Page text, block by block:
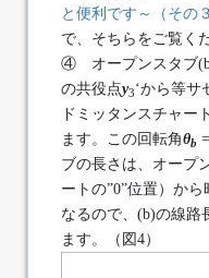
と便利です～（その
で、そちらをご覧く
④ オープンスタブ
の共役点y3‘から等サ
ドミッタンスチャー
ます。この回転角θb
ブの長さは、オープ
ートの”0”位置）か
なるので、(b)の線路
ます。（図4）